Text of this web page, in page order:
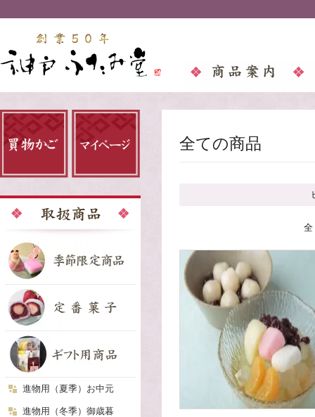
全ての商品
進物用（夏季）お中元
進物用（冬季）御歳暮